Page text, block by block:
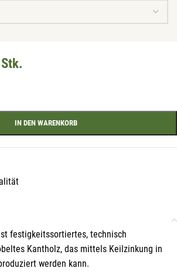
IN DEN WARENKORB
festigkeitssortiertes, technisch
Kantholz, das mittels Keilzinkung in
werden kann.
und Aktionen
Name*
mich damit einverstanden, dass die Daten
von der Liechtenstein Holztreff GmbH zum
von Newslettern über Neuigkeiten in der
GmbH im Einklang mit der
verwendet werden. Diese Einwilligung ist
jederzeit mit Wirkung für die Zukunft gegenüber
Holztreff GmbH unter info@holztreff.at